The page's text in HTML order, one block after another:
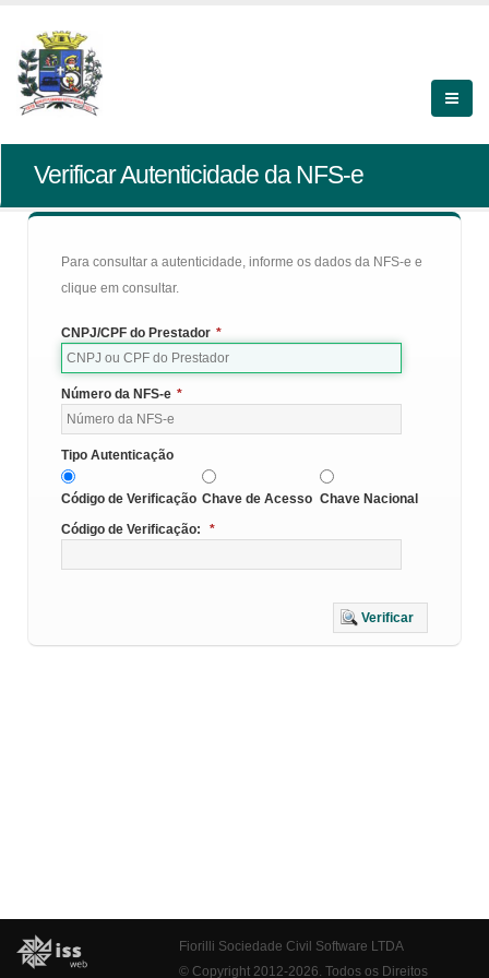
Verificar Autenticidade da NFS-e
Para consultar a autenticidade, informe os dados da NFS-e e
clique em consultar.
CNPJ/CPF do Prestador *
Número da NFS-e *
Tipo Autenticação
Código de Verificação Chave de Acesso Chave Nacional
Código de Verificação:
*
Verificar
Fiorilli Sociedade Civil Software LTDA
© Copyright 2012-2026. Todos os Direitos